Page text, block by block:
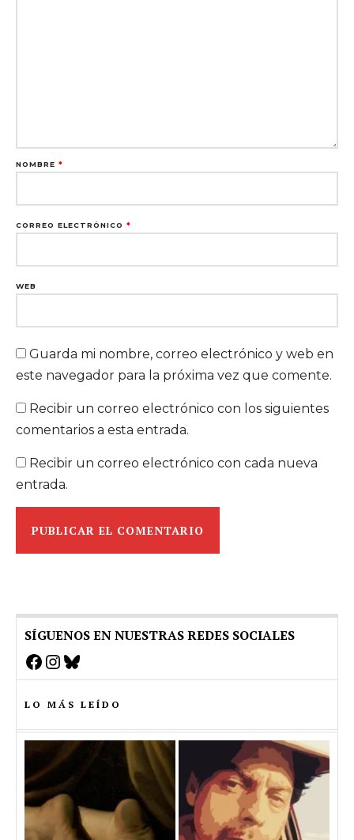
NOMBRE *
CORREO ELECTRÓNICO *
WEB
Guarda mi nombre, correo electrónico y web en
este navegador para la próxima vez que comente.
Recibir un correo electrónico con los siguientes
comentarios a esta entrada.
Recibir un correo electrónico con cada nueva
entrada.
SÍGUENOS EN NUESTRAS REDES SOCIALES
Facebook
Instagram
Bluesky
LO MÁS LEÍDO